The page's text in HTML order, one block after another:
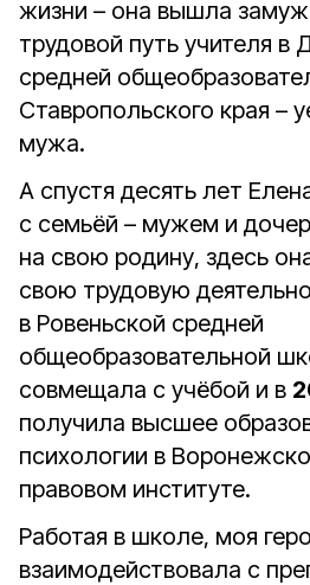
жизни – она вышла
трудовой путь учителя в
средней
Ставропольского края –
мужа.
А спустя десять лет
с семьёй – мужем и
на свою родину, здесь
свою трудовую
в Ровеньской средней
общеобразовательной
совмещала с учёбой и в
получила высшее
психологии в
правовом институте.
Работая в школе, моя
взаимодействовала с